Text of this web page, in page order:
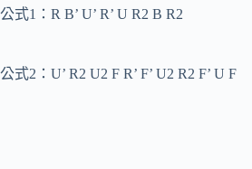
公式1：R B’ U’ R’ U R2 B R2
公式2：U’ R2 U2 F R’ F’ U2 R2 F’ U F